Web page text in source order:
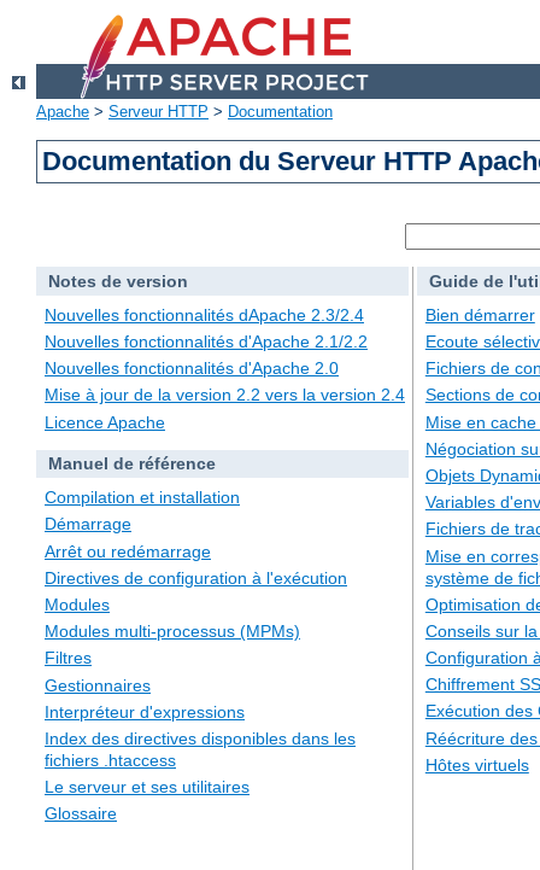
Apache > Serveur HTTP > Documentation
Documentation du Serveur HTTP
Notes de version
Nouvelles fonctionnalités dApache 2.3/2.4
Nouvelles fonctionnalités d'Apache 2.1/2.2
Nouvelles fonctionnalités d'Apache 2.0
Mise à jour de la version 2.2 vers la version 2.4
Licence Apache
Manuel de référence
Compilation et installation
Démarrage
Arrêt ou redémarrage
Directives de configuration à l'exécution
Modules
Modules multi-processus (MPMs)
Filtres
Gestionnaires
Interpréteur d'expressions
Index des directives disponibles dans les
fichiers .htaccess
Le serveur et ses utilitaires
Glossaire
Guide de
Bien démarrer
Ecoute
Fichiers de
Sections de
Mise en
Négociation
Objets
Variables
Fichiers de
Mise en
système de
Optimisation
Conseils sur
Configuration
Chiffrement
Exécution des
Réécriture
Hôtes virtuels